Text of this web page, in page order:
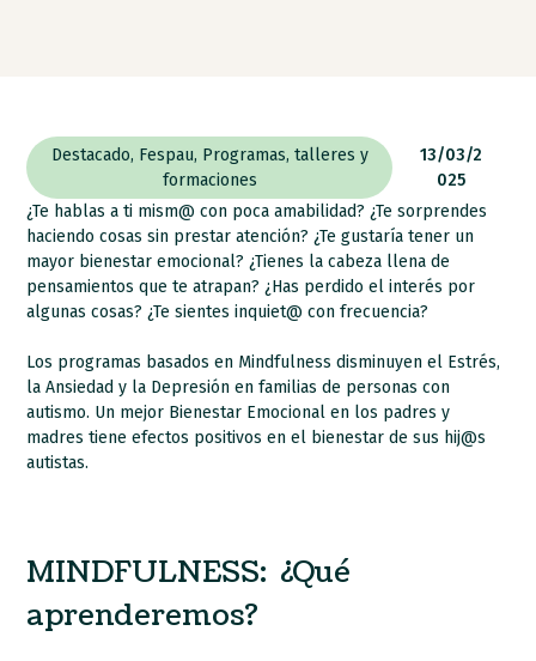
Destacado, Fespau, Programas, talleres y
formaciones
13/03/2
025
¿Te hablas a ti mism@ con poca amabilidad? ¿Te sorprendes
haciendo cosas sin prestar atención? ¿Te gustaría tener un
mayor bienestar emocional? ¿Tienes la cabeza llena de
pensamientos que te atrapan? ¿Has perdido el interés por
algunas cosas? ¿Te sientes inquiet@ con frecuencia?
Los programas basados en Mindfulness disminuyen el Estrés,
la Ansiedad y la Depresión en familias de personas con
autismo. Un mejor Bienestar Emocional en los padres y
madres tiene efectos positivos en el bienestar de sus hij@s
autistas.
MINDFULNESS: ¿Qué
aprenderemos?